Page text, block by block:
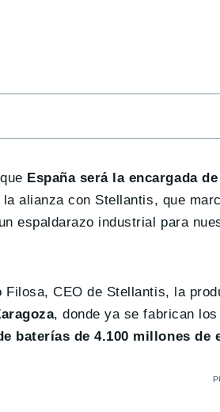
España será la encargada
alianza con Stellantis, que
espaldarazo industrial para
Filosa, CEO de Stellantis, la
, donde ya se fabrican
baterías de 4.100 millones de